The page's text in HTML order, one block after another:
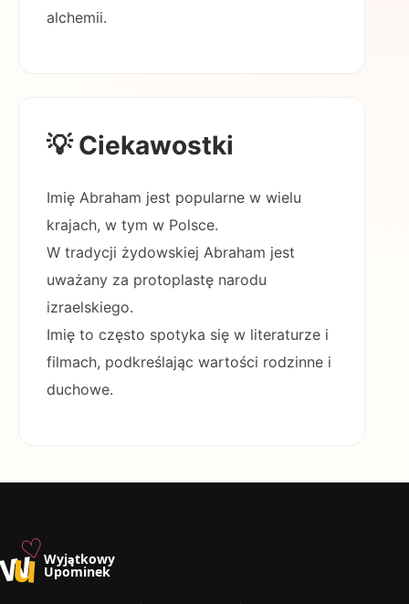
alchemii.
💡 Ciekawostki
Imię Abraham jest popularne w wielu
krajach, w tym w Polsce.
W tradycji żydowskiej Abraham jest
uważany za protoplastę narodu
izraelskiego.
Imię to często spotyka się w literaturze i
filmach, podkreślając wartości rodzinne i
duchowe.
u♡Wyjątkowy
Upominek